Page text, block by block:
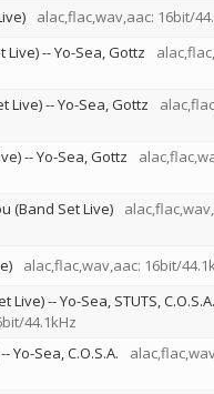
alac,flac,wav,aac: 16bit/
Live)--Yo-Sea Gottz
Live)--Yo-Sea Gottz
--Yo-Sea Gottz
(Band Set Live)
alac,flac,wav,aac: 16bit/
Live)--Yo-Sea STUTS C.O.S.A.
44.1kHz
--Yo-Sea C.O.S.A.